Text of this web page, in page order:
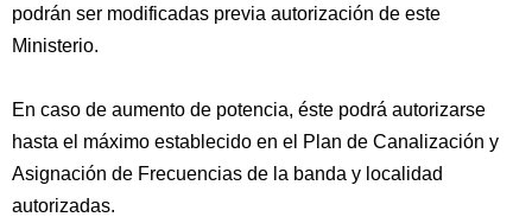
podrán ser modificadas previa autorización de este
Ministerio.
En caso de aumento de potencia, éste podrá autorizarse
hasta el máximo establecido en el Plan de Canalización y
Asignación de Frecuencias de la banda y localidad
autorizadas.